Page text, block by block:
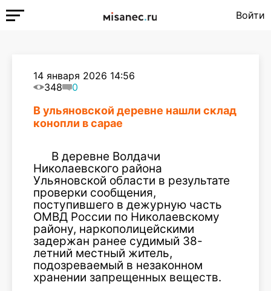
Войти
14 января 2026 14:56
348
0
В ульяновской деревне нашли склад
конопли в сарае
В деревне Волдачи
Николаевского района
Ульяновской области в результате
проверки сообщения,
поступившего в дежурную часть
ОМВД России по Николаевскому
району, наркополицейскими
задержан ранее судимый 38-
летний местный житель,
подозреваемый в незаконном
хранении запрещенных веществ.